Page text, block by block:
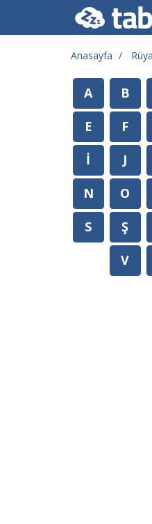
Anasayfa
A B
E
F
İ
J
N
O
S
Ş
V